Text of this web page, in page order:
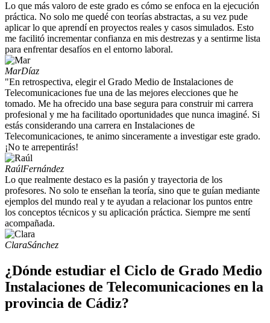
Lo que más valoro de este grado es cómo se enfoca en la ejecución
práctica. No solo me quedé con teorías abstractas, a su vez pude
aplicar lo que aprendí en proyectos reales y casos simulados. Esto
me facilitó incrementar confianza en mis destrezas y a sentirme lista
para enfrentar desafíos en el entorno laboral.
MarDíaz
"En retrospectiva, elegir el Grado Medio de Instalaciones de
Telecomunicaciones fue una de las mejores elecciones que he
tomado. Me ha ofrecido una base segura para construir mi carrera
profesional y me ha facilitado oportunidades que nunca imaginé. Si
estás considerando una carrera en Instalaciones de
Telecomunicaciones, te animo sinceramente a investigar este grado.
¡No te arrepentirás!
RaúlFernández
Lo que realmente destaco es la pasión y trayectoria de los
profesores. No solo te enseñan la teoría, sino que te guían mediante
ejemplos del mundo real y te ayudan a relacionar los puntos entre
los conceptos técnicos y su aplicación práctica. Siempre me sentí
acompañada.
ClaraSánchez
¿Dónde estudiar el Ciclo de Grado Medio
Instalaciones de Telecomunicaciones en la
provincia de Cádiz?